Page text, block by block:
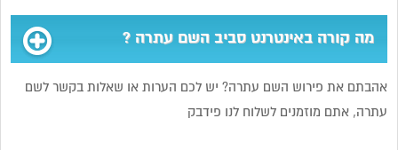
מה קורה באינטרנט סביב השם עתרה ?
אהבתם את פירוש השם עתרה? יש לכם הערות או שאלות בקשר לשם
עתרה, אתם מוזמנים לשלוח לנו פידבק